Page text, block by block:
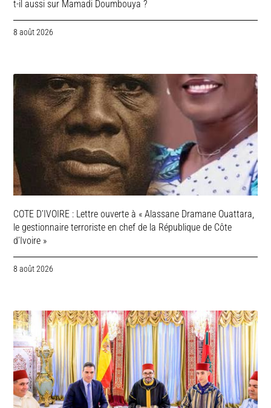
t-il aussi sur Mamadi Doumbouya ?
8 août 2026
COTE D’IVOIRE : Lettre ouverte à « Alassane Dramane Ouattara,
le gestionnaire terroriste en chef de la République de Côte
d’Ivoire »
8 août 2026